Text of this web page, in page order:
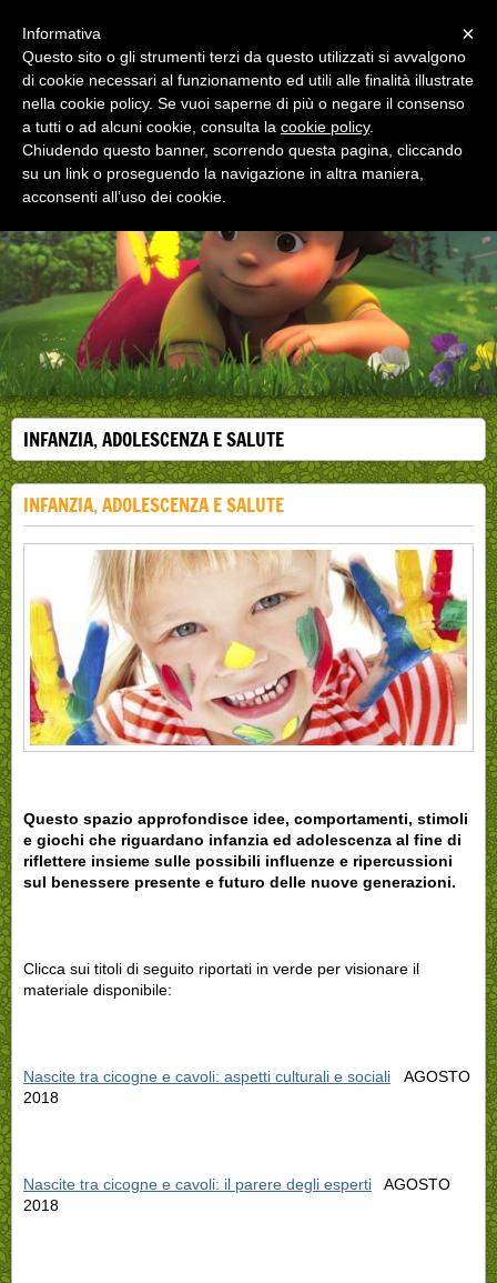
EDUCAZIONE ALLA SALUTE
Corsi, convegni e didattica di formazione e
aggiornamento per operatori della salute
INFANZIA, ADOLESCENZA E SALUTE
INFANZIA, ADOLESCENZA E SALUTE
Questo spazio approfondisce idee, comportamenti, stimoli
e giochi che riguardano infanzia ed adolescenza al fine di
riflettere insieme sulle possibili influenze e ripercussioni
sul benessere presente e futuro delle nuove generazioni.
Clicca sui titoli di seguito riportati in verde per visionare il
materiale disponibile:
Nascite tra cicogne e cavoli: aspetti culturali e sociali AGOSTO
2018
Nascite tra cicogne e cavoli: il parere degli esperti AGOSTO
2018
×
Informativa
Questo sito o gli strumenti terzi da questo utilizzati si avvalgono
di cookie necessari al funzionamento ed utili alle finalità illustrate
nella cookie policy. Se vuoi saperne di più o negare il consenso
a tutti o ad alcuni cookie, consulta la cookie policy.
Chiudendo questo banner, scorrendo questa pagina, cliccando
su un link o proseguendo la navigazione in altra maniera,
acconsenti all’uso dei cookie.